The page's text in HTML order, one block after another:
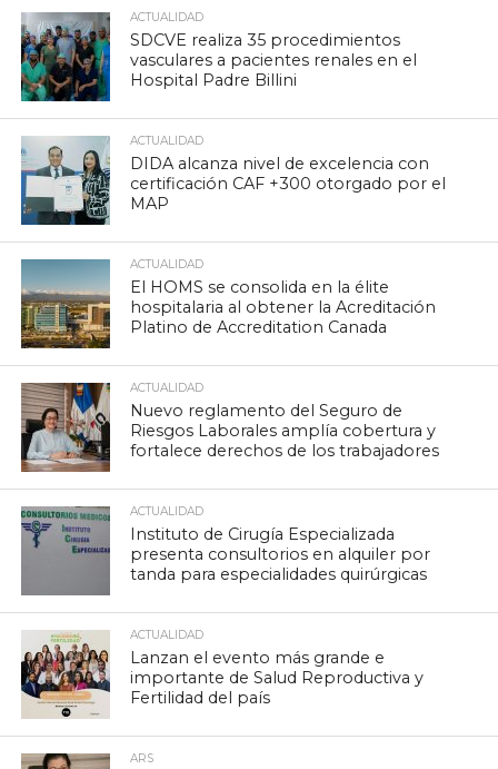
ACTUALIDAD
SDCVE realiza 35 procedimientos
vasculares a pacientes renales en el
Hospital Padre Billini
ACTUALIDAD
DIDA alcanza nivel de excelencia con
certificación CAF +300 otorgado por el
MAP
ACTUALIDAD
El HOMS se consolida en la élite
hospitalaria al obtener la Acreditación
Platino de Accreditation Canada
ACTUALIDAD
Nuevo reglamento del Seguro de
Riesgos Laborales amplía cobertura y
fortalece derechos de los trabajadores
ACTUALIDAD
Instituto de Cirugía Especializada
presenta consultorios en alquiler por
tanda para especialidades quirúrgicas
ACTUALIDAD
Lanzan el evento más grande e
importante de Salud Reproductiva y
Fertilidad del país
ARS